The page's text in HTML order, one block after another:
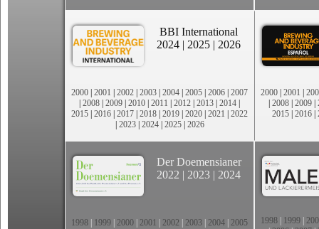
BBI International
2024 | 2025 | 2026
2000 | 2001 | 2002 | 2003 | 2004 | 2005 | 2006 | 2007
| 2008 | 2009 | 2010 | 2011 | 2012 | 2013 | 2014 |
2015 | 2016 | 2017 | 2018 | 2019 | 2020 | 2021 | 2022
| 2023| 2024| 2025| 2026
2000 | 2001 |
| 2008 | 2009 |
2015 | 2016 |
Der Doemensianer
2022 | 2023 | 2024
1998 1999 2000 2001 2002 2003 2004 2005
1998 1999